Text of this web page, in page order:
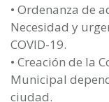
• Ordenanza de
Necesidad y
COVID-19.
• Creación de la
Municipal
ciudad.